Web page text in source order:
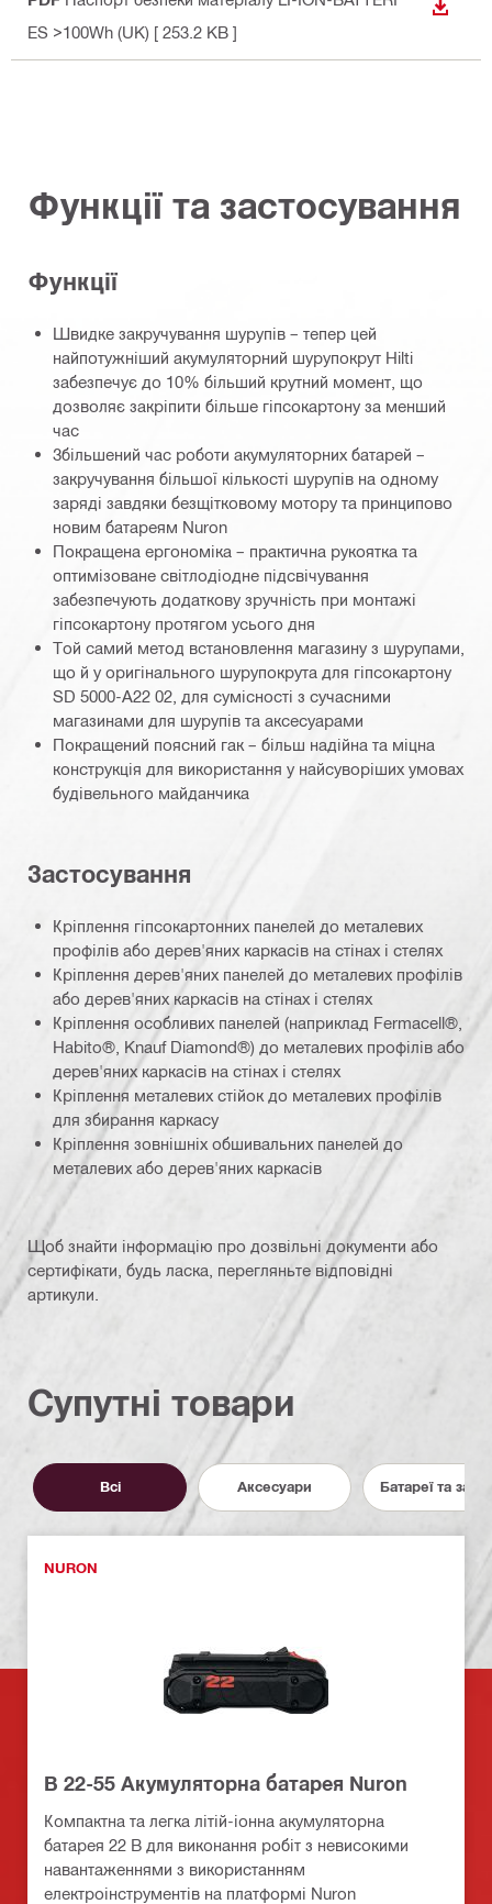
ES >100Wh (UK) [ 253.2 KB ]
Функції та застосування
Функції
Швидке закручування шурупів – тепер цей
найпотужніший акумуляторний шурупокрут Hilti
забезпечує до 10% більший крутний момент, що
дозволяє закріпити більше гіпсокартону за менший
час
Збільшений час роботи акумуляторних батарей –
закручування більшої кількості шурупів на одному
заряді завдяки безщітковому мотору та принципово
новим батареям Nuron
Покращена ергономіка – практична рукоятка та
оптимізоване світлодіодне підсвічування
забезпечують додаткову зручність при монтажі
гіпсокартону протягом усього дня
Той самий метод встановлення магазину з шурупами,
що й у оригінального шурупокрута для гіпсокартону
SD 5000-A22 02, для сумісності з сучасними
магазинами для шурупів та аксесуарами
Покращений поясний гак – більш надійна та міцна
конструкція для використання у найсуворіших умовах
будівельного майданчика
Застосування
Кріплення гіпсокартонних панелей до металевих
профілів або дерев'яних каркасів на стінах і стелях
Кріплення дерев'яних панелей до металевих профілів
або дерев'яних каркасів на стінах і стелях
Кріплення особливих панелей (наприклад Fermacell®,
Habito®, Knauf Diamond®) до металевих профілів або
дерев'яних каркасів на стінах і стелях
Кріплення металевих стійок до металевих профілів
для збирання каркасу
Кріплення зовнішніх обшивальних панелей до
металевих або дерев'яних каркасів
Щоб знайти інформацію про дозвільні документи або
сертифікати, будь ласка, перегляньте відповідні
артикули.
Супутні товари
Всі Аксесуари Батареї та
NURON
B 22-55 Акумуляторна батарея Nuron
Компактна та легка літій-іонна акумуляторна
батарея 22 В для виконання робіт з невисокими
навантаженнями з використанням
електроінструментів на платформі Nuron